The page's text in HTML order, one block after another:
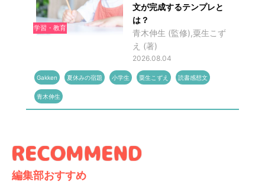
学習・教育
文が完成するテンプレと
は？
青木伸生 (監修),粟生こず
え (著)
2026.08.04
Gakken 夏休みの宿題 小学生 粟生こずえ 読書感想文
青木伸生
編集部おすすめ